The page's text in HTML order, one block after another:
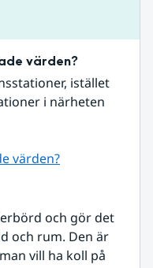
värden?
istället
i närheten
värden?
och gör det
och rum. Den är
vill ha koll på